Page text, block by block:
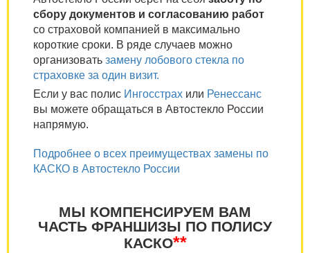
сбору документов и согласованию работ
со страховой компанией в максимально
короткие сроки. В ряде случаев можно
организовать замену лобового стекла по
страховке за один визит.
Если у вас полис Ингосстрах или Ренессанс
вы можете обращаться в Автостекло России
напрямую.
Подробнее о всех преимуществах замены по
КАСКО в Автостекло России
МЫ КОМПЕНСИРУЕМ ВАМ
ЧАСТЬ ФРАНШИЗЫ ПО ПОЛИСУ
КАСКО**